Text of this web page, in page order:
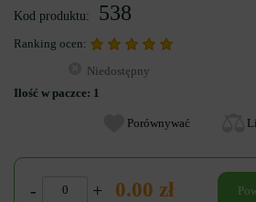
Kod produktu: 538
Ranking ocen:
Niedostępny
Ilość w paczce: 1
Porównywać
- + 0.00 zł